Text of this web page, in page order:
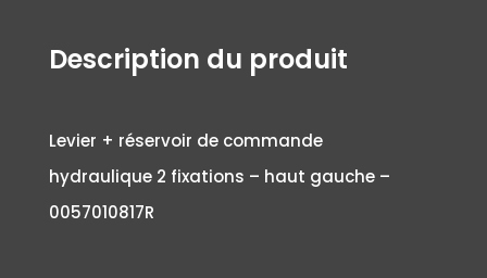
Description du produit
Levier + réservoir de commande
hydraulique 2 fixations – haut gauche –
0057010817R